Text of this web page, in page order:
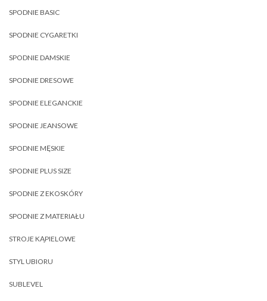
SPODNIE BASIC
SPODNIE CYGARETKI
SPODNIE DAMSKIE
SPODNIE DRESOWE
SPODNIE ELEGANCKIE
SPODNIE JEANSOWE
SPODNIE MĘSKIE
SPODNIE PLUS SIZE
SPODNIE Z EKOSKÓRY
SPODNIE Z MATERIAŁU
STROJE KĄPIELOWE
STYL UBIORU
SUBLEVEL